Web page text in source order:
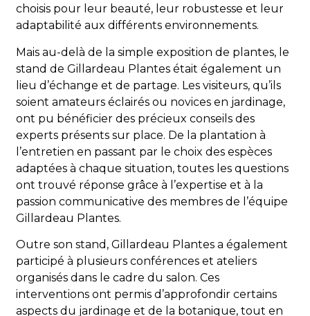
choisis pour leur beauté, leur robustesse et leur
adaptabilité aux différents environnements.
Mais au-delà de la simple exposition de plantes, le
stand de Gillardeau Plantes était également un
lieu d’échange et de partage. Les visiteurs, qu’ils
soient amateurs éclairés ou novices en jardinage,
ont pu bénéficier des précieux conseils des
experts présents sur place. De la plantation à
l’entretien en passant par le choix des espèces
adaptées à chaque situation, toutes les questions
ont trouvé réponse grâce à l’expertise et à la
passion communicative des membres de l’équipe
Gillardeau Plantes.
Outre son stand, Gillardeau Plantes a également
participé à plusieurs conférences et ateliers
organisés dans le cadre du salon. Ces
interventions ont permis d’approfondir certains
aspects du jardinage et de la botanique, tout en